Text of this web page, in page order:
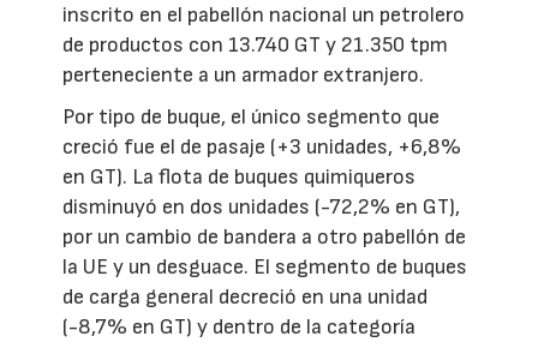
inscrito en el pabellón nacional un petrolero
de productos con 13.740 GT y 21.350 tpm
perteneciente a un armador extranjero.
Por tipo de buque, el único segmento que
creció fue el de pasaje (+3 unidades, +6,8%
en GT). La flota de buques quimiqueros
disminuyó en dos unidades (-72,2% en GT),
por un cambio de bandera a otro pabellón de
la UE y un desguace. El segmento de buques
de carga general decreció en una unidad
(-8,7% en GT) y dentro de la categoría